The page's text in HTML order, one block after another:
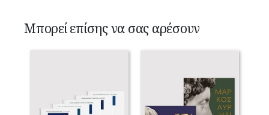
Μπορεί επίσης να σας αρέσουν